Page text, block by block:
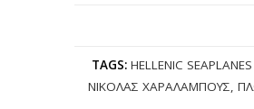
TAGS: HELLENIC
ΝΙΚΌΛΑΣ ΧΑΡΑΛΆΜΠΟΥΣ